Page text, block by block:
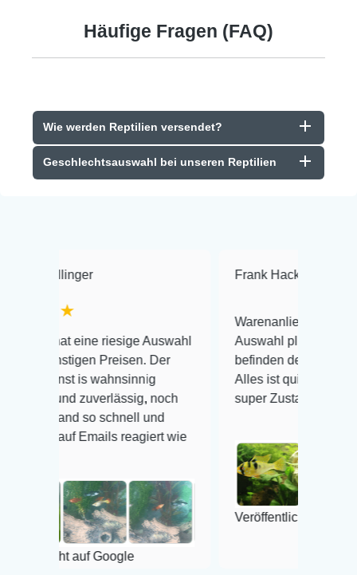
Häufige Fragen (FAQ)
Wie werden Reptilien versendet?
Geschlechtsauswahl bei unseren Reptilien
riesige Auswahl
Preisen. Der
wahnsinnig
noch
schnell und
reagiert wie
Frank Hackmayer ★★★★
Warenanlieferung Top und die
Auswahl plus gesundheitliches
befinden der Fische einwandfrei.
Alles ist quick lebendig und im
super Zustand. Gerne wieder 😃
Veröffentlicht auf Google